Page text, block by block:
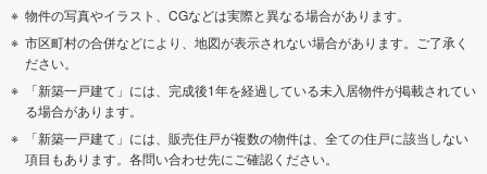
物件の写真やイラスト、CGなどは実際と異なる場合があります。
市区町村の合併などにより、地図が表示されない場合があります。ご了承く
ださい。
「新築一戸建て」には、完成後1年を経過している未入居物件が掲載されてい
る場合があります。
「新築一戸建て」には、販売住戸が複数の物件は、全ての住戸に該当しない
項目もあります。各問い合わせ先にご確認ください。